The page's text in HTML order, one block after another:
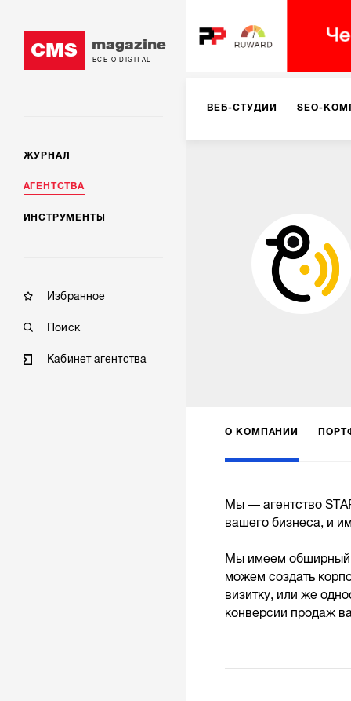
CMS magazine
ВСЕ О DIGITAL
ЖУРНАЛ
АГЕНТСТВА
ИНСТРУМЕНТЫ
Избранное
Поиск
Кабинет агентства
ВЕБ-СТУДИИ SEO-
РЕКЛАМА НА
КОНСАЛТИНГ VR/AR
О КОМПАНИИ
Мы — агентство
вашего бизнеса, и
Мы имеем обширный
можем создать
визитку, или же
конверсии продаж